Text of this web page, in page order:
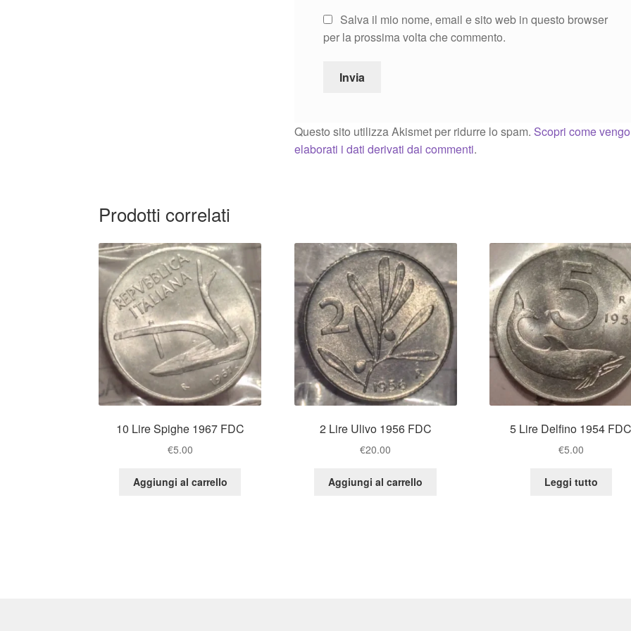
Salva il mio nome, email e sito web in questo browser
per la prossima volta che commento.
Questo sito utilizza Akismet per ridurre lo spam. Scopri come
elaborati i dati derivati dai commenti.
Prodotti correlati
10 Lire Spighe 1967 FDC
€5.00
Aggiungi al carrello
2 Lire Ulivo 1956 FDC
€20.00
Aggiungi al carrello
5 Lire Delfino 1954
€5.00
Leggi tutto